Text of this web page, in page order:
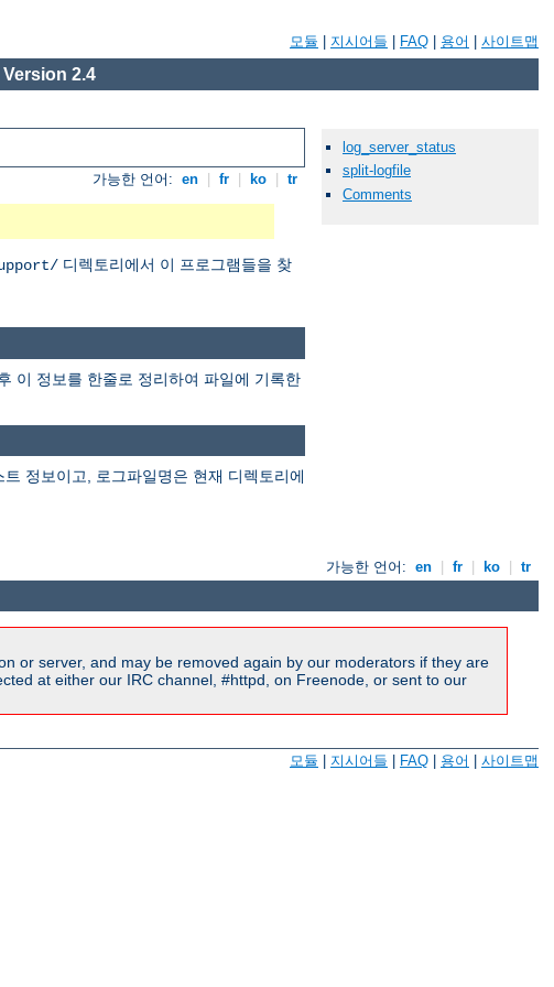
모듈 지시어들 FAQ 용어 사이트맵
2.4
가능한 언어: en fr ko tr
디렉토리에서 이 프로그램들을 찾
log_server_status
split-logfile
Comments
이 정보를 한줄로 정리하여 파일에 기록한
정보이고, 로그파일명은 현재 디렉토리에
가능한 언어: en fr ko tr
or server, and may be removed again by our moderators if they are
at either our IRC channel, #httpd, on Freenode, or sent to our
모듈 지시어들 FAQ 용어 사이트맵